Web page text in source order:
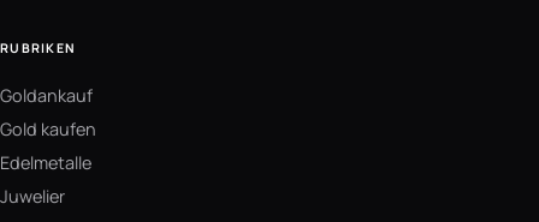
RUBRIKEN
Goldankauf
Gold kaufen
Edelmetalle
Juwelier